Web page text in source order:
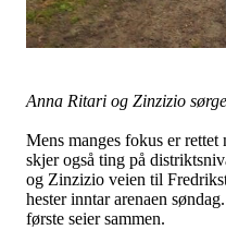
Anna Ritari og Zinzizio
Mens manges fokus er
skjer også ting på
og Zinzizio veien til
hester inntar arenaen
første seier sammen.